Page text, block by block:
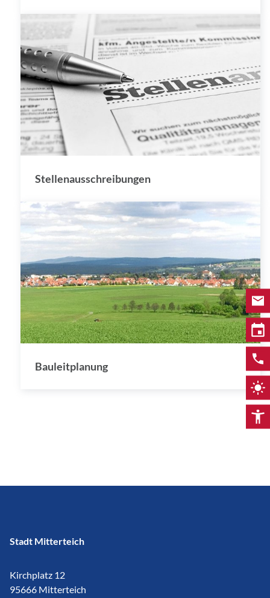
Stellenausschreibungen
Bauleitplanung
Stadt Mitterteich
Kirchplatz 12
95666 Mitterteich